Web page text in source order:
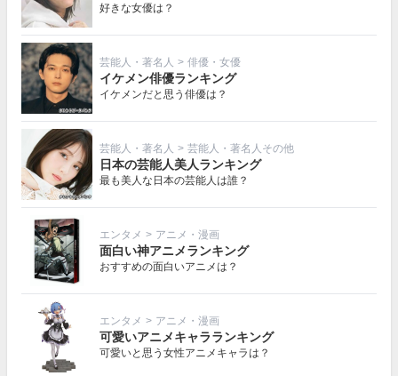
好きな女優は？
芸能人・著名人 > 俳優・女優
イケメン俳優ランキング
イケメンだと思う俳優は？
芸能人・著名人 > 芸能人・著名人その他
日本の芸能人美人ランキング
最も美人な日本の芸能人は誰？
エンタメ > アニメ・漫画
面白い神アニメランキング
おすすめの面白いアニメは？
エンタメ > アニメ・漫画
可愛いアニメキャラランキング
可愛いと思う女性アニメキャラは？